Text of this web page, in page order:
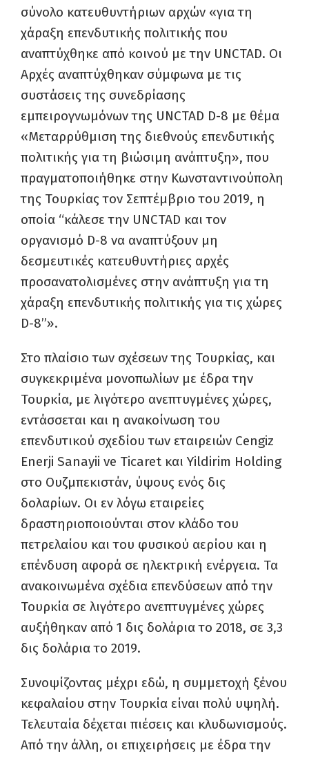
σύνολο κατευθυντήριων αρχών «για τη
χάραξη επενδυτικής πολιτικής που
αναπτύχθηκε από κοινού με την UNCTAD. Οι
Αρχές αναπτύχθηκαν σύμφωνα με τις
συστάσεις της συνεδρίασης
εμπειρογνωμόνων της UNCTAD D-8 με θέμα
«Μεταρρύθμιση της διεθνούς επενδυτικής
πολιτικής για τη βιώσιμη ανάπτυξη», που
πραγματοποιήθηκε στην Κωνσταντινούπολη
της Τουρκίας τον Σεπτέμβριο του 2019, η
οποία “κάλεσε την UNCTAD και τον
οργανισμό D-8 να αναπτύξουν μη
δεσμευτικές κατευθυντήριες αρχές
προσανατολισμένες στην ανάπτυξη για τη
χάραξη επενδυτικής πολιτικής για τις χώρες
D-8”».
Στο πλαίσιο των σχέσεων της Τουρκίας, και
συγκεκριμένα μονοπωλίων με έδρα την
Τουρκία, με λιγότερο ανεπτυγμένες χώρες,
εντάσσεται και η ανακοίνωση του
επενδυτικού σχεδίου των εταιρειών Cengiz
Enerji Sanayii ve Ticaret και Yildirim Holding
στο Ουζμπεκιστάν, ύψους ενός δις
δολαρίων. Οι εν λόγω εταιρείες
δραστηριοποιούνται στον κλάδο του
πετρελαίου και του φυσικού αερίου και η
επένδυση αφορά σε ηλεκτρική ενέργεια. Τα
ανακοινωμένα σχέδια επενδύσεων από την
Τουρκία σε λιγότερο ανεπτυγμένες χώρες
αυξήθηκαν από 1 δις δολάρια το 2018, σε 3,3
δις δολάρια το 2019.
Συνοψίζοντας μέχρι εδώ, η συμμετοχή ξένου
κεφαλαίου στην Τουρκία είναι πολύ υψηλή.
Τελευταία δέχεται πιέσεις και κλυδωνισμούς.
Από την άλλη, οι επιχειρήσεις με έδρα την